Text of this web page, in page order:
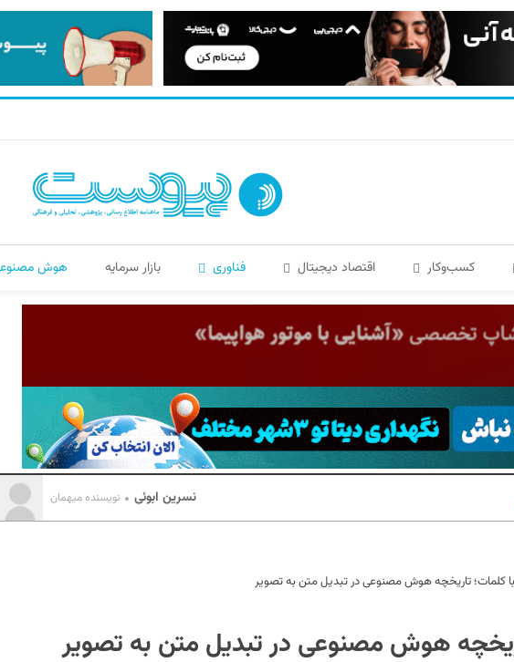
کسب‌و‌کار اقتصاد دیجیتال فناوری بازار سرمایه هوش
نسرین ابوئی نویسنده میهمان
کلمات؛ تاریخچه هوش مصنوعی در تبدیل متن به تصویر
هوش مصنوعی در تبدیل متن به تصویر